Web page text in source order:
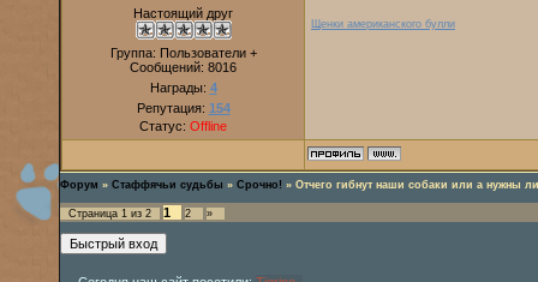
Настоящий друг
Группа: Пользователи +
Сообщений: 8016
Награды: 4
Репутация: 154
Статус: Offline
Щенки американского булли
Форум » Стаффячьи судьбы » Срочно! » Отчего гибнут наши собаки или а нужны
Страница 1 из 2 1 2 »